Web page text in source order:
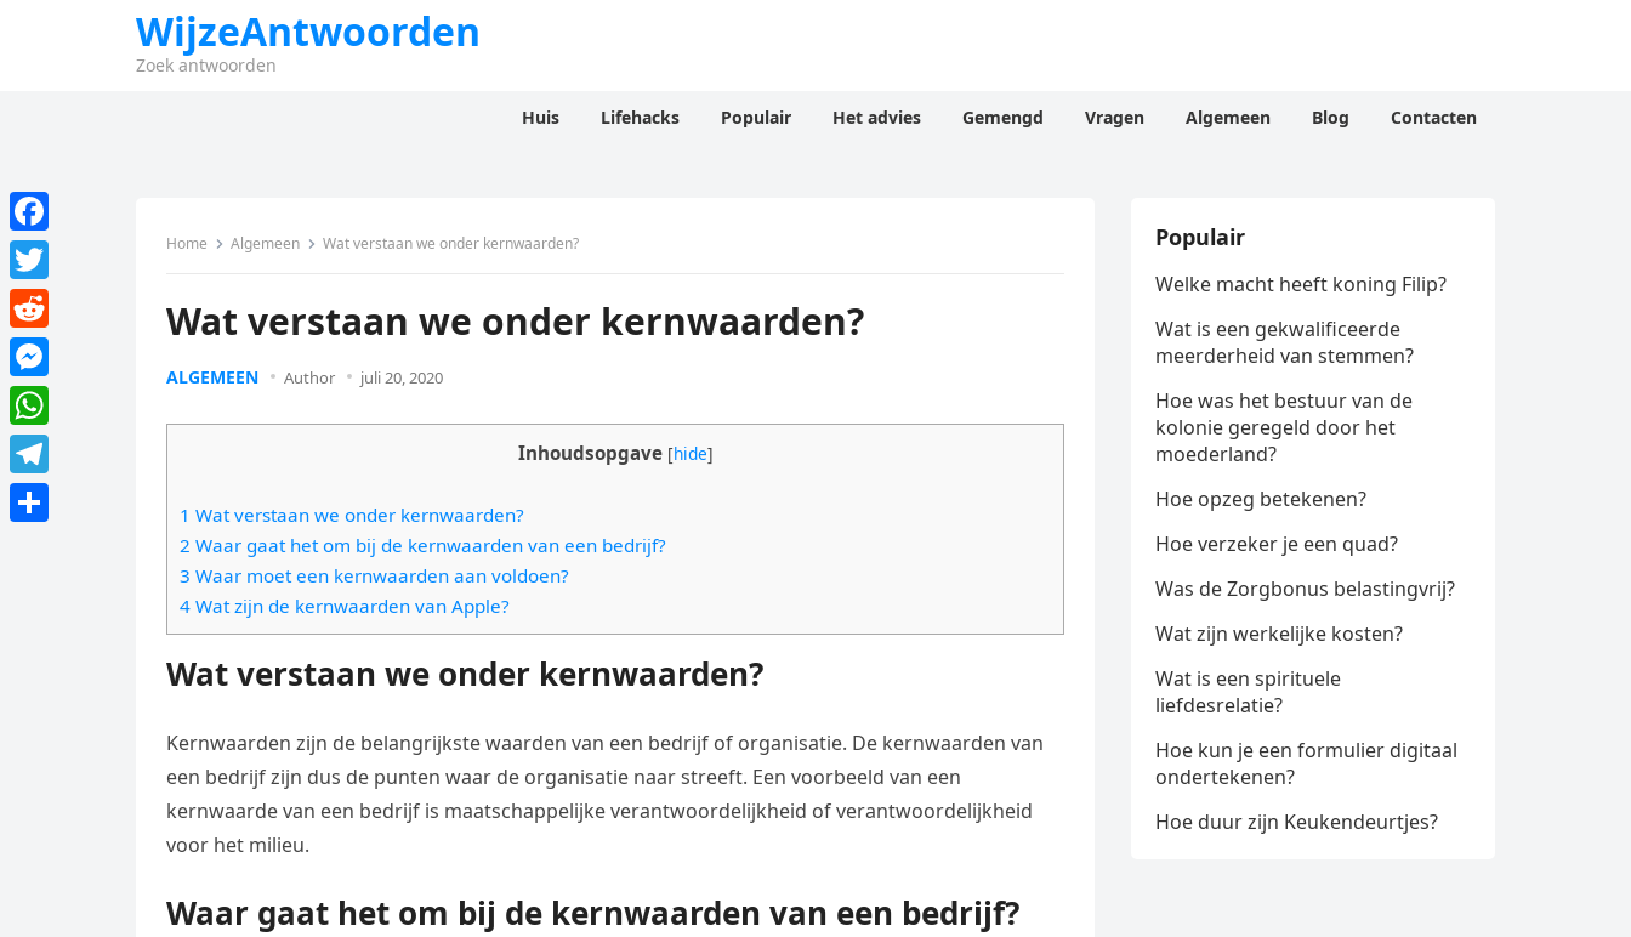
WijzeAntwoorden
Zoek antwoorden
Huis Lifehacks Populair Het advies Gemengd Vragen Algemeen Blog Contacten
Home Algemeen Wat verstaan we onder kernwaarden?
Wat verstaan we onder kernwaarden?
ALGEMEEN Author juli 20, 2020
Inhoudsopgave [hide]
1 Wat verstaan we onder kernwaarden?
2 Waar gaat het om bij de kernwaarden van een bedrijf?
3 Waar moet een kernwaarden aan voldoen?
4 Wat zijn de kernwaarden van Apple?
Wat verstaan we onder kernwaarden?
Kernwaarden zijn de belangrijkste waarden van een bedrijf of organisatie. De kernwaarden van
een bedrijf zijn dus de punten waar de organisatie naar streeft. Een voorbeeld van een
kernwaarde van een bedrijf is maatschappelijke verantwoordelijkheid of verantwoordelijkheid
voor het milieu.
Waar gaat het om bij de kernwaarden van een bedrijf?
Populair
Welke macht heeft koning Filip?
Wat is een gekwalificeerde
meerderheid van stemmen?
Hoe was het bestuur van de
kolonie geregeld door het
moederland?
Hoe opzeg betekenen?
Hoe verzeker je een quad?
Was de Zorgbonus belastingvrij?
Wat zijn werkelijke kosten?
Wat is een spirituele
liefdesrelatie?
Hoe kun je een formulier digitaal
ondertekenen?
Hoe duur zijn Keukendeurtjes?
F
a
c
e
b
o
o
k
T
w
i
t
t
e
R
e
d
d
M
e
s
s
W
h
a
T